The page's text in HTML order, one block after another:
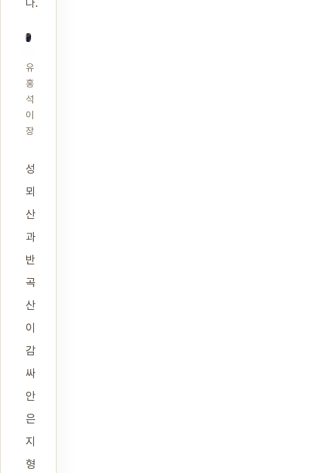
다.
유
홍
석
이
장
성
뫼
산
과
반
곡
산
이
감
싸
안
은
지
형